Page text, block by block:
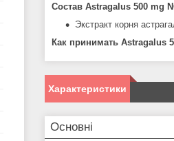
Состав Astragalus 500 mg
Экстракт корня
Как принимать Astragalus
Характеристики
Основні